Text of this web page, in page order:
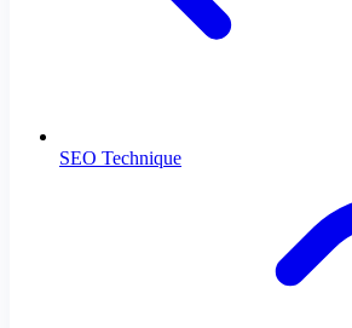
SEO Technique